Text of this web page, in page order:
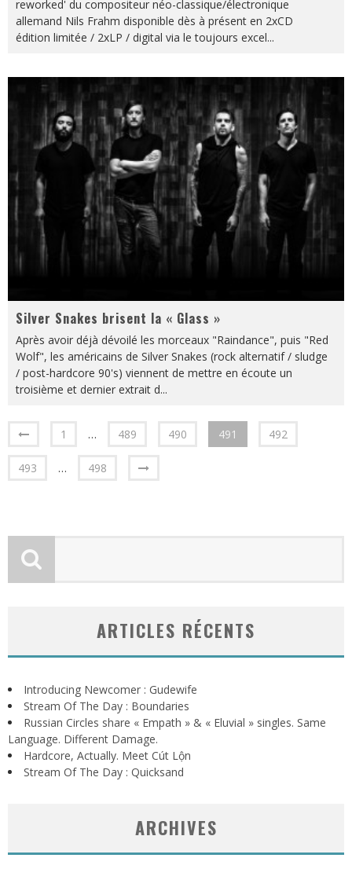
reworked' du compositeur néo-classique/électronique
allemand Nils Frahm disponible dès à présent en 2xCD
édition limitée / 2xLP / digital via le toujours excel...
Silver Snakes brisent la « Glass »
Après avoir déjà dévoilé les morceaux "Raindance", puis "Red
Wolf", les américains de Silver Snakes (rock alternatif / sludge
/ post-hardcore 90's) viennent de mettre en écoute un
troisième et dernier extrait d...
1 … 489 490 491 492
493 … 498
ARTICLES RÉCENTS
Introducing Newcomer : Gudewife
Stream Of The Day : Boundaries
Russian Circles share « Empath » & « Eluvial » singles. Same
Language. Different Damage.
Hardcore, Actually. Meet Cút Lộn
Stream Of The Day : Quicksand
ARCHIVES